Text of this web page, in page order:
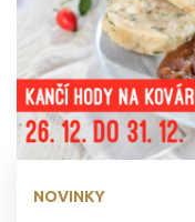
NOVINKY